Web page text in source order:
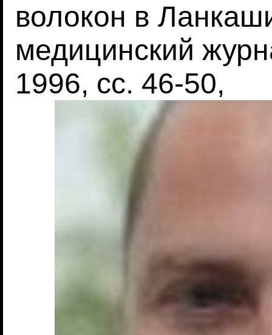
волокон в
медицинский
1996, сс. 46-50,